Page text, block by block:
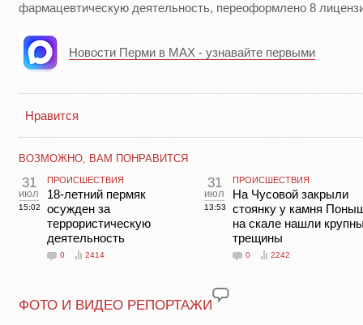
фармацевтическую деятельность, переоформлено 8
Новости Перми в MAX - узнавайте первыми
Нравится
ВОЗМОЖНО, ВАМ ПОНРАВИТСЯ
31
июл
15:02
ПРОИСШЕСТВИЯ
18-летний пермяк
осужден за
террористическую
деятельность
0 2414
31
июл
13:53
ПРОИСШЕСТВИЯ
На Чусовой закрыли
стоянку у камня
на скале нашли
трещины
0 2242
ФОТО И ВИДЕО РЕПОРТАЖИ